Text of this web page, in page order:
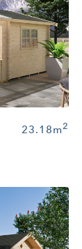
23.18m2